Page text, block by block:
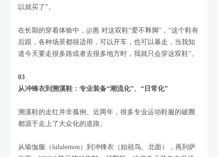
以就买了”。
在长期的穿着体验中，@惠 对这双鞋“爱不释脚”，“这个鞋有
后跟，各种场景都很适用，可以开车，也可以暴走，当我知
道今天要走很多路或者去很多地方时，我就只会穿这双鞋”。
03
从冲锋衣到溯溪鞋：专业装备“潮流化”、“日常化”
溯溪鞋的走红并非孤例。近两年，很多专业运动鞋服的破圈
都源于走上了大众化的道路。
从瑜伽服（lululemon）到冲锋衣（始祖鸟、北面），再到萨